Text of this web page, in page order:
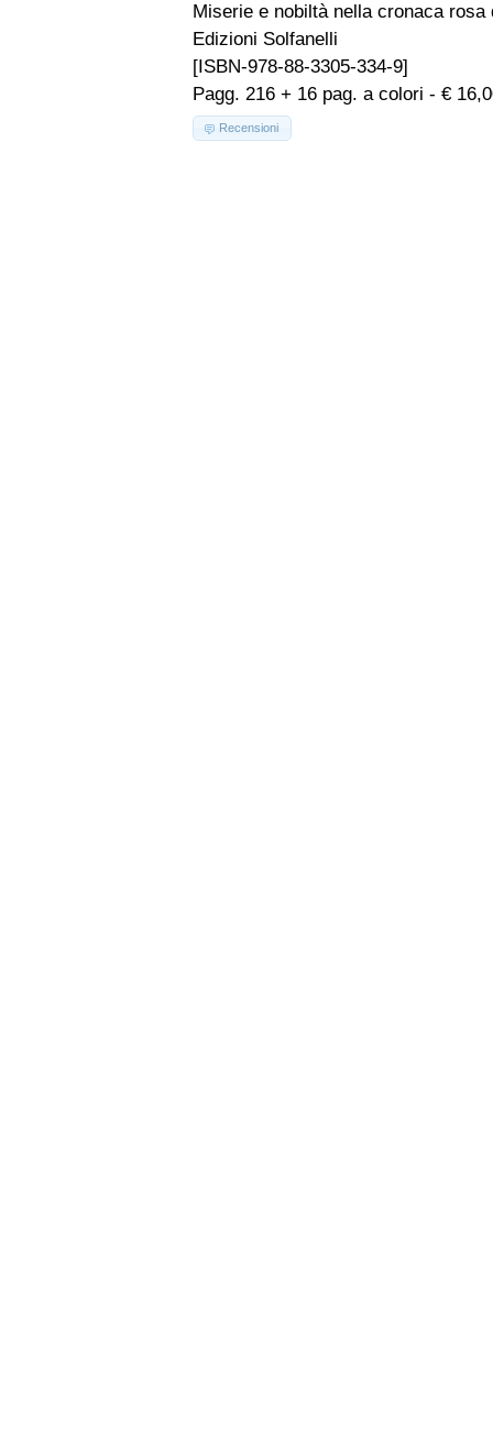
Miserie e nobiltà nella cronaca rosa
Edizioni Solfanelli
[ISBN-978-88-3305-334-9]
Pagg. 216 + 16 pag. a colori - €
Recensioni